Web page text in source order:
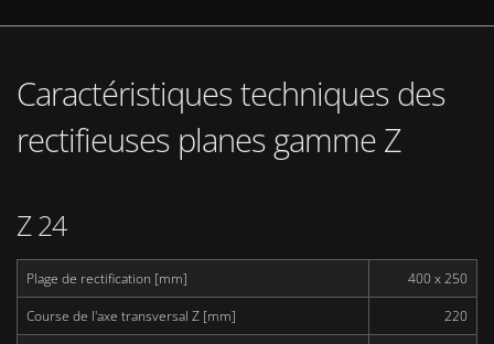
Caractéristiques techniques des
rectifieuses planes gamme Z
Z 24
Plage de rectification [mm] 400 x 250
Course de l'axe transversal Z [mm] 220